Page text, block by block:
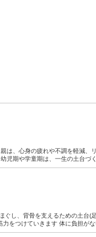
は、心身の疲れや不調を軽減、
児期や学童期は、一生の土台づく
し、背骨を支えるための土台(
をつけていきます 体に負担がな